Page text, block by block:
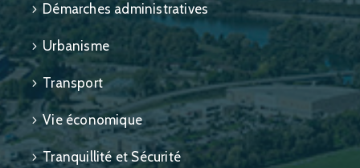
Démarches administratives
Urbanisme
Transport
Vie économique
Tranquillité et Sécurité